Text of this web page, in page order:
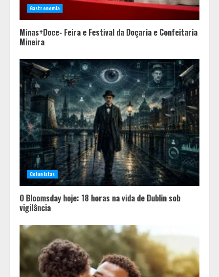
Gastronomia
Minas+Doce- Feira e Festival da Doçaria e Confeitaria
Mineira
Colunistas
O Bloomsday hoje: 18 horas na vida de Dublin sob
vigilância